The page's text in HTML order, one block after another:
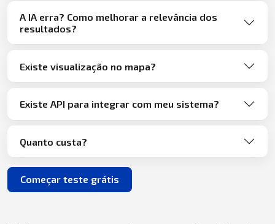
A IA erra? Como melhorar a relevância dos
resultados?
Existe visualização no mapa?
Existe API para integrar com meu sistema?
Quanto custa?
Começar teste grátis